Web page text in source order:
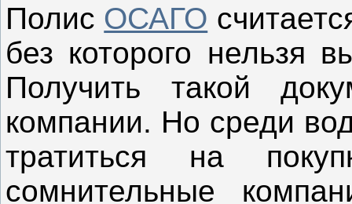
Полис ОСАГО
без которого нельзя
Получить такой
компании. Но среди
тратиться на
сомнительные